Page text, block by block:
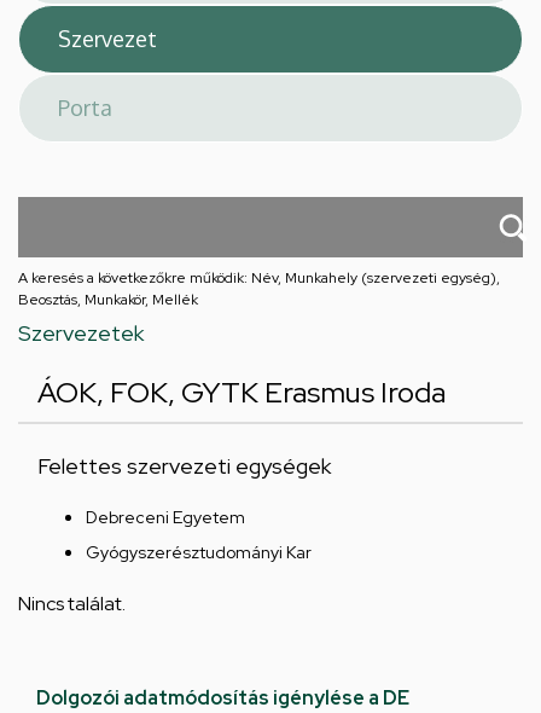
A keresés a következőkre működik: Név, Munkahely (szervezeti egység),
Beosztás, Munkakör, Mellék
Szervezetek
ÁOK, FOK, GYTK Erasmus Iroda
Felettes szervezeti egységek
Debreceni Egyetem
Gyógyszerésztudományi Kar
Nincs találat.
Dolgozói adatmódosítás igénylése a DE